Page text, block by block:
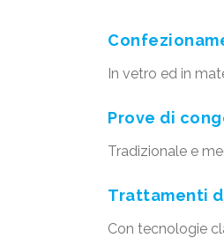
In vetro ed in
Prove di
Tradizionale e
Trattamenti
Con tecnologie